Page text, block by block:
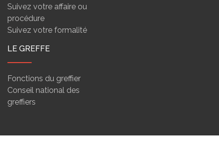
Suivez votre affaire ou
procédure
Suivez votre formalité
LE GREFFE
Fonctions du greffier
Conseil national des
greffiers